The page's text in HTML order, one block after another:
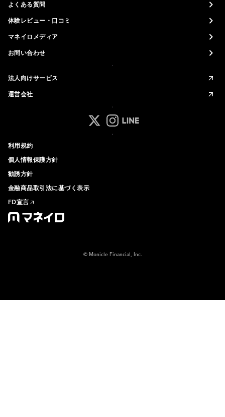
よくある質問
体験レビュー・口コミ
マネイロメディア
お問い合わせ
法人向けサービス
運営会社
マネイロ公式 Xアカウント
マネイロ公式 Instagramアカウ
マネイロ公式 LINEアカウ
利用規約
個人情報保護方針
勧誘方針
金融商品取引法に基づく表示
FD宣言
© Monicle Financial, Inc.